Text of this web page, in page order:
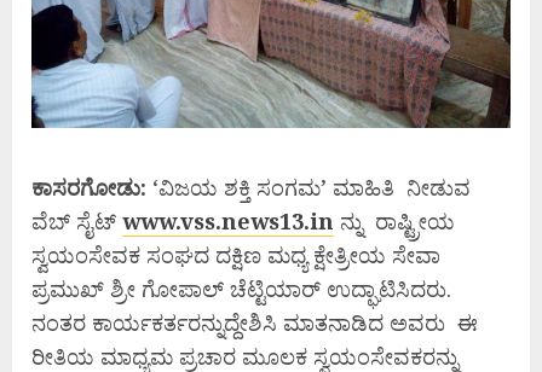
ಕಾಸರಗೋಡು: ‘ವಿಜಯ ಶಕ್ತಿ ಸಂಗಮ’ ಮಾಹಿತಿ ನೀಡುವ
ವೆಬ್ ಸೈಟ್ www.vss.news13.in ನ್ನು ರಾಷ್ಟ್ರೀಯ
ಸ್ವಯಂಸೇವಕ ಸಂಘದ ದಕ್ಷಿಣ ಮಧ್ಯ ಕ್ಷೇತ್ರೀಯ ಸೇವಾ
ಪ್ರಮುಖ್ ಶ್ರೀ ಗೋಪಾಲ್ ಚೆಟ್ಟಿಯಾರ್ ಉದ್ಘಾಟಿಸಿದರು.
ನಂತರ ಕಾರ್ಯಕರ್ತರನ್ನುದ್ದೇಶಿಸಿ ಮಾತನಾಡಿದ ಅವರು ಈ
ರೀತಿಯ ಮಾಧ್ಯಮ ಪ್ರಚಾರ ಮೂಲಕ ಸ್ವಯಂಸೇವಕರನ್ನು